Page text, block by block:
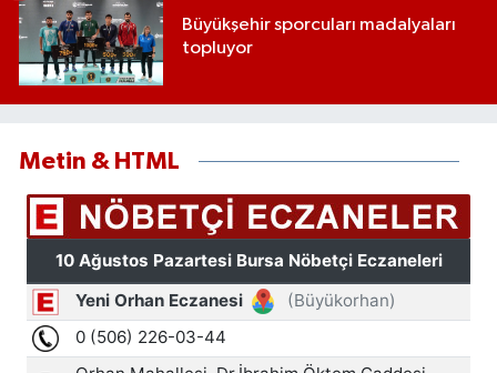
Büyükşehir sporcuları madalyaları
topluyor
Metin & HTML